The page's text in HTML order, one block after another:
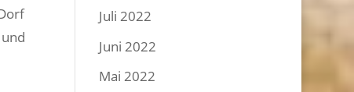
Juli 2022
Juni 2022
Mai 2022